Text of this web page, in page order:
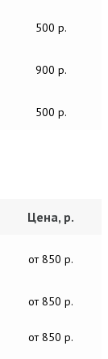
500 р.
900 р.
500 р.
Цена, р.
от 850 р.
от 850 р.
от 850 р.